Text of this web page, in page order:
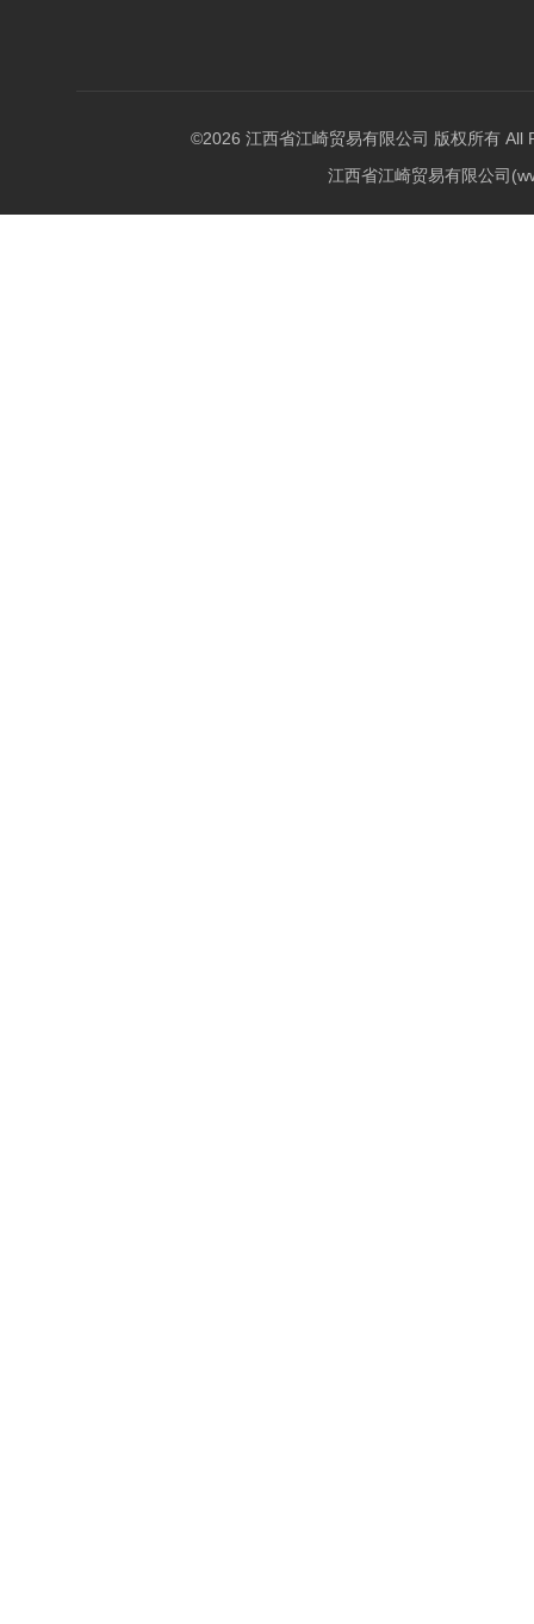
©2026 江西省江崎贸易有限公司 版权所有 All
江西省江崎贸易有限公司